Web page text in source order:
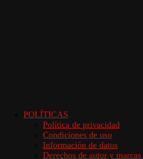
POLÍTICAS
Política de privacidad
Condiciones de uso
Información de datos
Derechos de autor y